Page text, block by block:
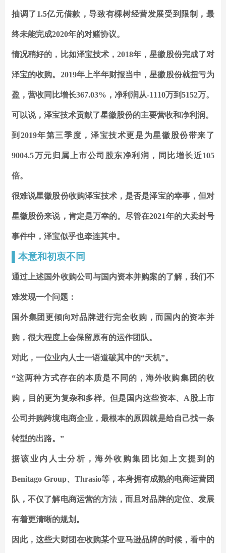
抽调了1.5亿元借款，导致有棵树经营发展受到限制，最
终未能完成2020年的对赌协议。
情况稍好的，比如泽宝技术，2018年，星徽股份完成了对
泽宝的收购。2019年上半年财报当中，星徽股份就扭亏为
盈，营收同比增长367.03%，净利润从-1110万到5152万。
可以说，泽宝技术贡献了星徽股份的主要营收和净利润。
到2019年第三季度，泽宝技术更是为星徽股份带来了
9004.5万元 归属上市公司股东净利润，同比增长近105
倍。
很难说星徽股份收购泽宝技术，是否是泽宝的幸事，但对
星徽股份来说，肯定是万幸的。尽管在2021年的大卖封号
事件中，泽宝似乎也牵连其中。
本意和初衷不同
通过上述国外收购公司与国内资本并购案的了解，我们不
难发现一个问题：
国外集团更倾向对品牌进行完全收购，而国内的资本并
购，很大程度上会保留原有的运作团队。
对此，一位业内人士一语道破其中的“天机”。
“这两种方式存在的本质是不同的，海外收购集团的收
购，目的更为复杂和多样。但是国内这些资本、A股上市
公司并购跨境电商企业，最根本的原因就是给自己找一条
转型的出路。”
据该业内人士分析，海外收购集团比如上文提到的
Benitago Group、Thrasio等，本身拥有成熟的电商运营团
队，不仅了解电商运营的方法，而且对品牌的定位、发展
有着更清晰的规划。
因此，这些大财团在收购某个亚马逊品牌的时候，看中的